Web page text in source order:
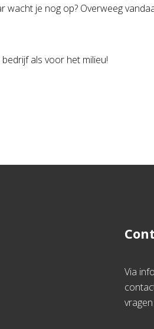
je nog op? Overweeg
als voor het milieu!
Via